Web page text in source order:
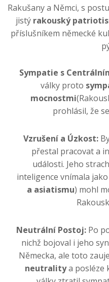
Rakušany a Němci, s
jistý rakouský
příslušníkem německé
Sympatie s
války proto
mocnostmi
prohlásil, že
Vzrušení a Úzkost:
přestal pracovat a
události. Jeho
inteligence vnímala
a asiatismu) mohl
Neutrální Postoj:Po
nichž bojoval i jeho
Německa, ale toto
neutralitya posléze